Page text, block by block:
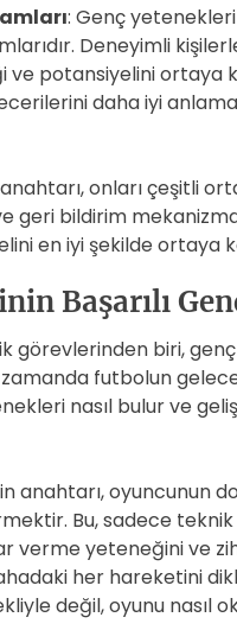
: Genç
Deneyimli
potansiyelini ortaya
daha iyi
onları çeşitli
geri bildirim
en iyi şekilde ortaya
Başarılı
görevlerinden biri,
futbolun
nasıl bulur ve
anahtarı, oyuncunun
Bu, sadece
yeteneğini ve
her hareketini
değil, oyunu nasıl